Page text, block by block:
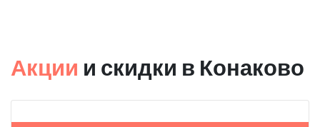
Акции и скидки в Конаково